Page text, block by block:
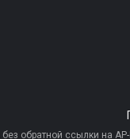
обратной ссылки на